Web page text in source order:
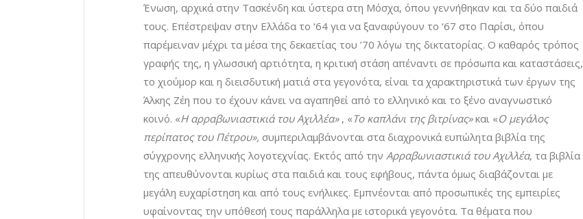
Ένωση, αρχικά στην Τασκένδη και ύστερα στη Μόσχα, όπου γεννήθηκαν και τα δύο παιδιά
τους. Επέστρεψαν στην Ελλάδα το ‘64 για να ξαναφύγουν το ‘67 στο Παρίσι, όπου
παρέμειναν μέχρι τα μέσα της δεκαετίας του ’70 λόγω της δικτατορίας. Ο καθαρός τρόπος
γραφής της, η γλωσσική αρτιότητα, η κριτική στάση απέναντι σε πρόσωπα και καταστάσεις,
το χιούμορ και η διεισδυτική ματιά στα γεγονότα, είναι τα χαρακτηριστικά των έργων της
Άλκης Ζέη που το έχουν κάνει να αγαπηθεί από το ελληνικό και το ξένο αναγνωστικό
κοινό. «Η αρραβωνιαστικιά του Αχιλλέα», «Το καπλάνι της βιτρίνας»και «Ο μεγάλος
περίπατος του Πέτρου», συμπεριλαμβάνονται στα διαχρονικά ευπώλητα βιβλία της
σύγχρονης ελληνικής λογοτεχνίας. Εκτός από την Αρραβωνιαστικιά του Αχιλλέα, τα βιβλία
της απευθύνονται κυρίως στα παιδιά και τους εφήβους, πάντα όμως διαβάζονται με
μεγάλη ευχαρίστηση και από τους ενήλικες. Εμπνέονται από προσωπικές της εμπειρίες
υφαίνοντας την υπόθεσή τους παράλληλα με ιστορικά γεγονότα. Τα θέματα που